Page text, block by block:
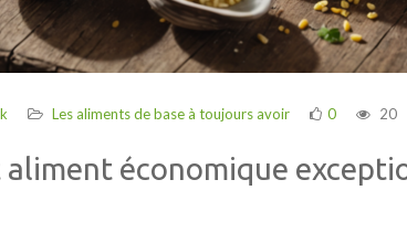
Les aliments de base à toujours avoir 0 20
aliment économique